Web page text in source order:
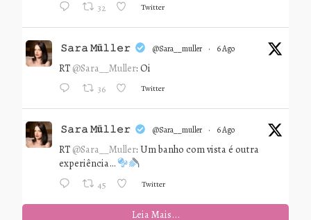
32 Twitter
𝚂𝚊𝚛𝚊 𝙼ü𝚕𝚕𝚎𝚛 @sara__muller · 6 Ago
RT @Sara__Muller: Oi
36 Twitter
𝚂𝚊𝚛𝚊 𝙼ü𝚕𝚕𝚎𝚛 @sara__muller · 6 Ago
RT @Sara__Muller: Um banho com vista é outra
experiência…
45 Twitter
Leia Mais...